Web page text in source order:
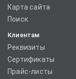
Карта сайта
Поиск
Клиентам
Реквизиты
Сертификаты
Прайс-листы